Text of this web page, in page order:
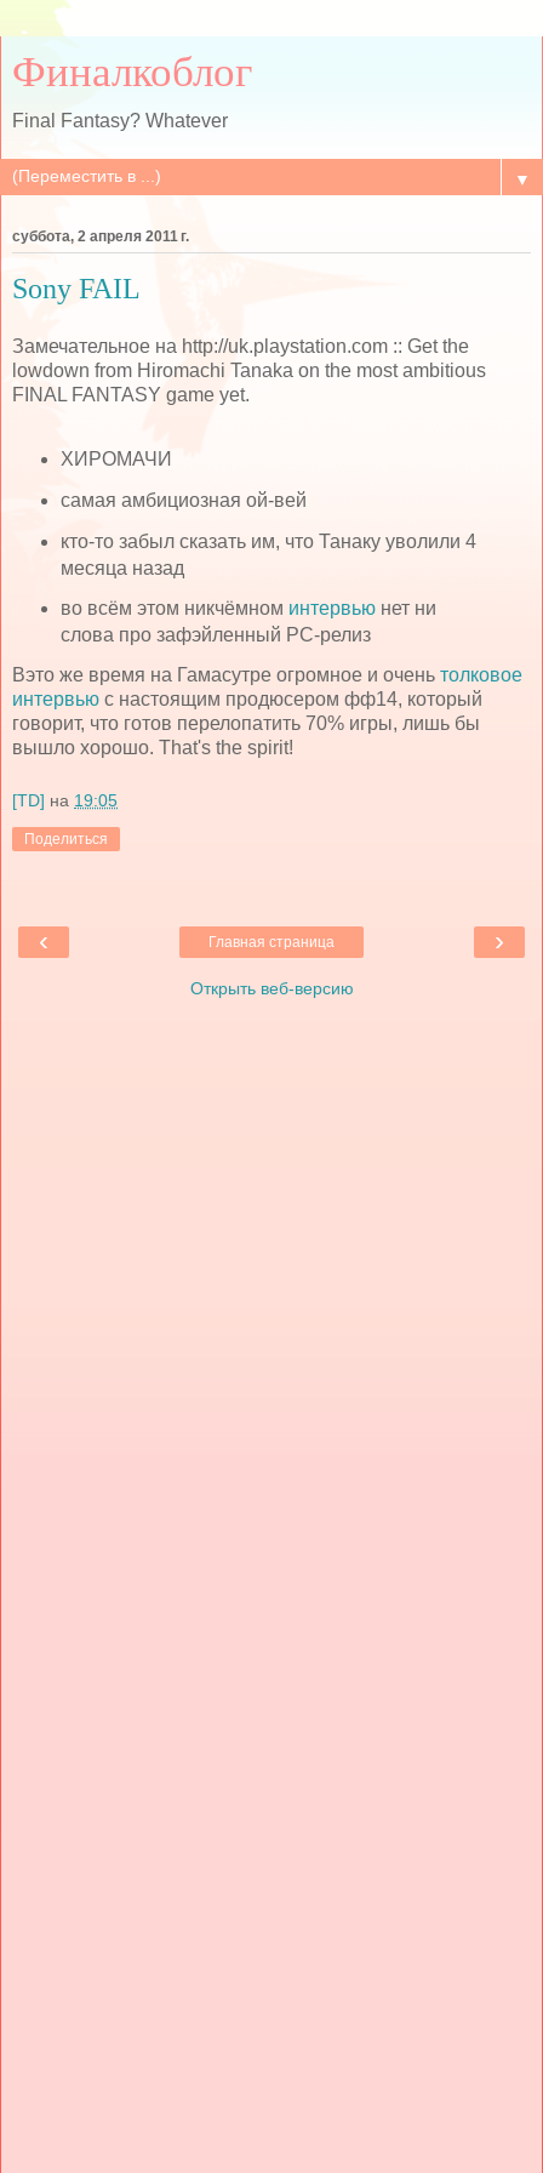
Финалкоблог
Final Fantasy? Whatever
▼
суббота, 2 апреля 2011 г.
Sony FAIL
Замечательное на http://uk.playstation.com :: Get the
lowdown from Hiromachi Tanaka on the most ambitious
FINAL FANTASY game yet.
ХИРОМАЧИ
самая амбициозная ой-вей
кто-то забыл сказать им, что Танаку уволили 4
месяца назад
во всём этом никчёмном интервьюнет ни
слова про зафэйленный РС-релиз
Вэто же время на Гамасутре огромное и очень толковое
интервью с настоящим продюсером фф14, который
говорит, что готов перелопатить 70% игры, лишь бы
вышло хорошо. That's the spirit!
[TD] на 19:05
Поделиться
‹ ›
Главная страница
Открыть веб-версию